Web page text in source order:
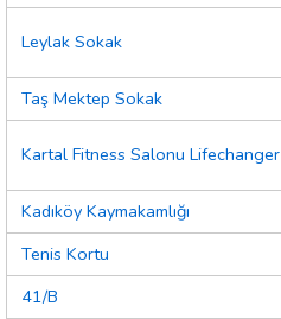
Leylak Sokak
Taş Mektep Sokak
Kartal Fitness Salonu Lifechanger
Kadıköy Kaymakamlığı
Tenis Kortu
41/B